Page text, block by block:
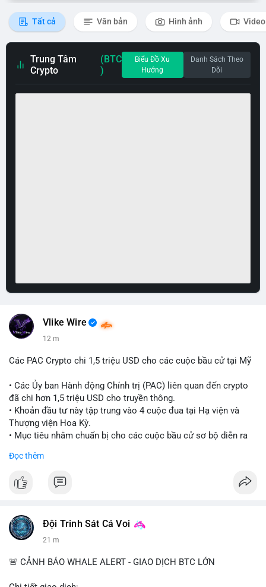
Tất cả Văn bản Hình ảnh Video
Trung Tâm
Crypto
(BTC
)
Biểu Đồ Xu
Hướng
Danh Sách Theo
Dõi
Vlike Wire
12 m
Các PAC Crypto chi 1,5 triệu USD cho các cuộc bầu cử tại Mỹ
• Các Ủy ban Hành động Chính trị (PAC) liên quan đến crypto
đã chi hơn 1,5 triệu USD cho truyền thông.
• Khoản đầu tư này tập trung vào 4 cuộc đua tại Hạ viện và
Thượng viện Hoa Kỳ.
• Mục tiêu nhằm chuẩn bị cho các cuộc bầu cử sơ bộ diễn ra
#vlikevn #titanbot
Đọc thêm
Đội Trinh Sát Cá Voi
21 m
🚨 CẢNH BÁO WHALE ALERT - GIAO DỊCH BTC LỚN